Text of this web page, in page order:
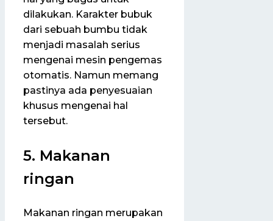
dilakukan. Karakter bubuk
dari sebuah bumbu tidak
menjadi masalah serius
mengenai mesin pengemas
otomatis. Namun memang
pastinya ada penyesuaian
khusus mengenai hal
tersebut.
5. Makanan
ringan
Makanan ringan merupakan